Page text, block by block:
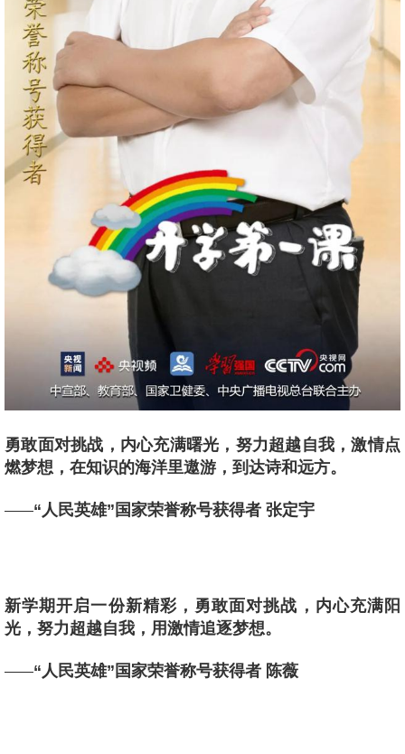
勇敢面对挑战，内心充满曙光，努力超越自我，激情点
燃梦想，在知识的海洋里遨游，到达诗和远方。
——“人民英雄”国家荣誉称号获得者 张定宇
新学期开启一份新精彩，勇敢面对挑战，内心充满阳
光，努力超越自我，用激情追逐梦想。
——“人民英雄”国家荣誉称号获得者 陈薇